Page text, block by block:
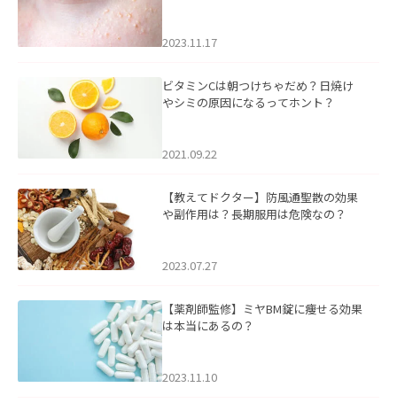
2023.11.17
ビタミンCは朝つけちゃだめ？日焼け
やシミの原因になるってホント？
2021.09.22
【教えてドクター】防風通聖散の効果
や副作用は？長期服用は危険なの？
2023.07.27
【薬剤師監修】ミヤBM錠に痩せる効果
は本当にあるの？
2023.11.10